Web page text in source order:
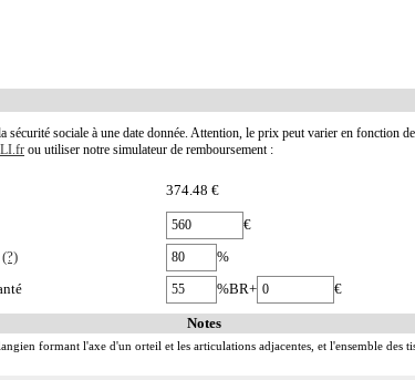
sécurité sociale à une date donnée. Attention, le prix peut varier en fonction
ou utiliser notre simulateur de remboursement :
374.48 €
€
(?)
%
%BR+ €
Notes
formant l'axe d'un orteil et les articulations adjacentes, et l'ensemble des